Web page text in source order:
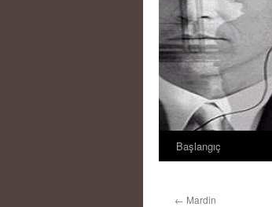
İçeriğe
Başlangıç
← Mardin